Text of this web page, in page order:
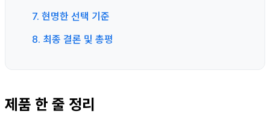
7. 현명한 선택 기준
8. 최종 결론 및 총평
제품 한 줄 정리